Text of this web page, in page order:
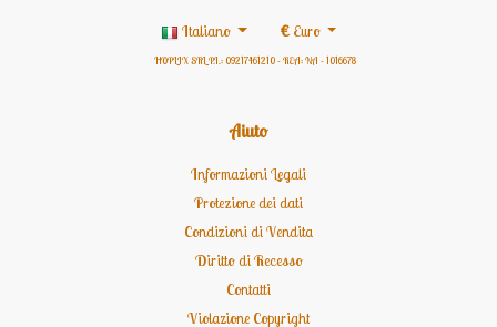
Italiano €Euro
HOPLIX SRL P.I.: 09217461210 - REA: NA - 1016678
Aiuto
Informazioni Legali
Protezione dei dati
Condizioni di Vendita
Diritto di Recesso
Contatti
Violazione Copyright